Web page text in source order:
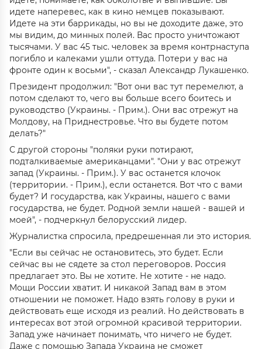
идете наперевес, как в кино немцев показывают.
Идете на эти баррикады, но вы не доходите даже, это
мы видим, до минных полей. Вас просто уничтожают
тысячами. У вас 45 тыс. человек за время контрнаступа
погибло и калеками ушли оттуда. Потери у вас на
фронте один к восьми", - сказал Александр Лукашенко.
Президент продолжил: "Вот они вас тут перемелют, а
потом сделают то, чего вы больше всего боитесь и
руководство (Украины. - Прим.). Они вас отрежут на
Молдову, на Приднестровье. Что вы будете потом
делать?"
С другой стороны "поляки руки потирают,
подталкиваемые американцами". "Они у вас отрежут
запад (Украины. - Прим.). У вас останется клочок
(территории. - Прим.), если останется. Вот что с вами
будет? И государства, как Украины, нашего с вами
государства, не будет. Родной земли нашей - вашей и
моей", - подчеркнул белорусский лидер.
Журналистка спросила, предрешенная ли это история.
"Если вы сейчас не остановитесь, это будет. Если
сейчас вы не сядете за стол переговоров. Россия
предлагает это. Вы не хотите. Не хотите - не надо.
Мощи России хватит. И никакой Запад вам в этом
отношении не поможет. Надо взять голову в руки и
действовать еще исходя из реалий. Но действовать в
интересах вот этой огромной красивой территории.
Запад уже начинает понимать, что ничего не будет.
Даже с помощью Запада Украина не сможет